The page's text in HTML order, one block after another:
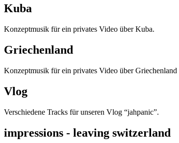
Kuba
Konzeptmusik für ein privates Video über Kuba.
Griechenland
Konzeptmusik für ein privates Video über
Vlog
Verschiedene Tracks für unseren Vlog “jahpanic”.
impressions - leaving switzerland